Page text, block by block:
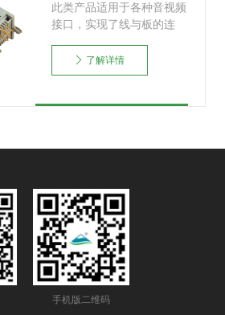
此类产品适用于各种音视频
接口，实现了线与板的连
的…… 了解详情
手机版二维码